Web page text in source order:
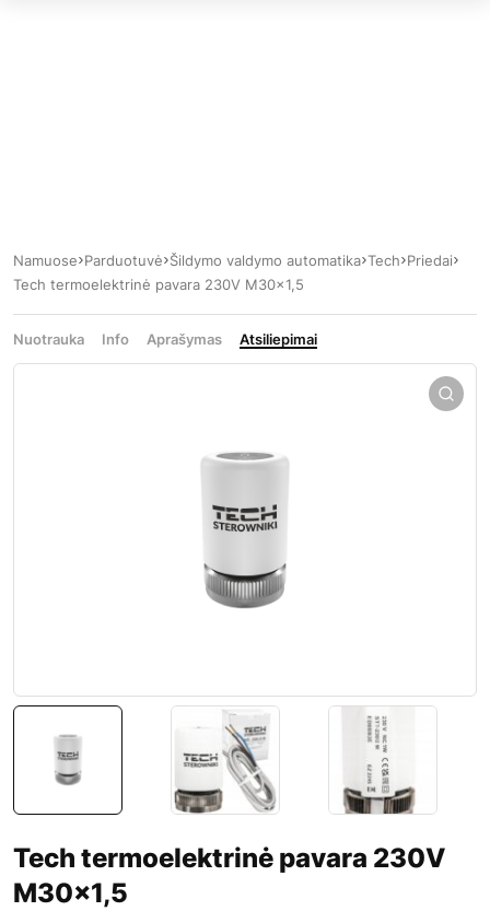
Namuose Parduotuvė Šildymo valdymo automatika Tech Priedai
Tech termoelektrinė pavara 230V M30x1,5
Nuotrauka Info Aprašymas Atsiliepimai
Tech termoelektrinė pavara 230V
M30x1,5